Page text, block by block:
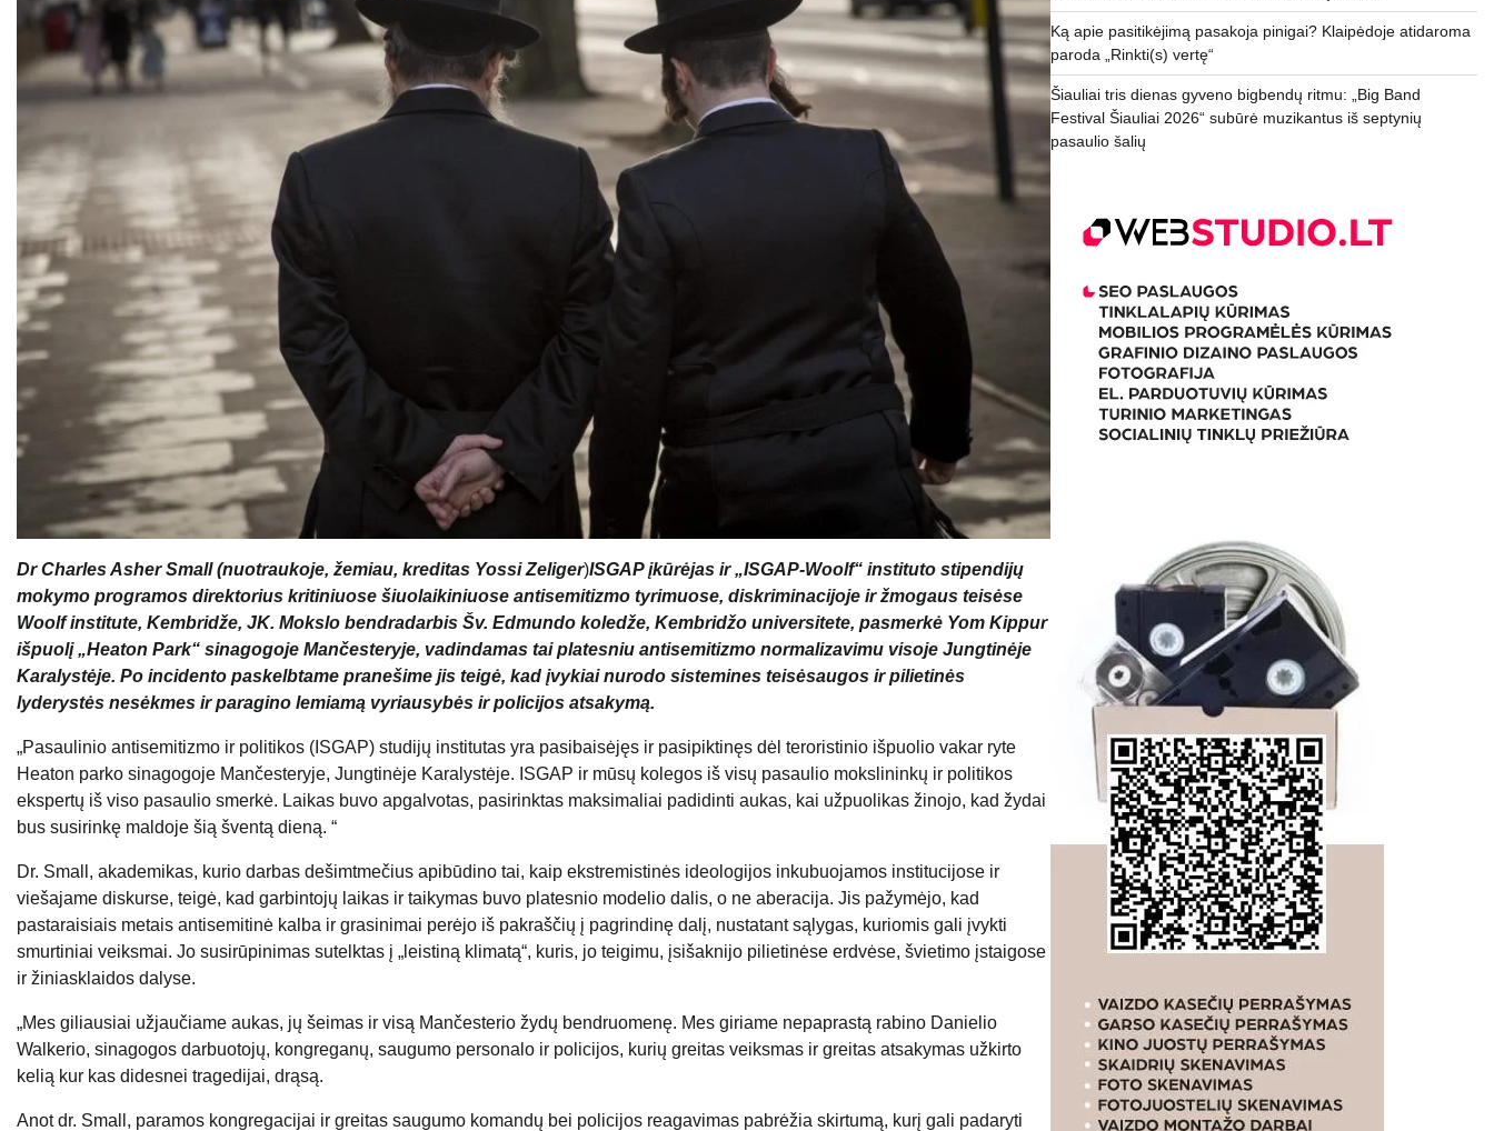
Dr Charles Asher Small (nuotraukoje, žemiau, kreditas Yossi Zeliger)ISGAP įkūrėjas ir „ISGAP-Woolf“ instituto stipendijų
mokymo programos direktorius kritiniuose šiuolaikiniuose antisemitizmo tyrimuose, diskriminacijoje ir žmogaus teisėse
Woolf institute, Kembridže, JK. Mokslo bendradarbis Šv. Edmundo koledže, Kembridžo universitete, pasmerkė Yom Kippur
išpuolį „Heaton Park“ sinagogoje Mančesteryje, vadindamas tai platesniu antisemitizmo normalizavimu visoje Jungtinėje
Karalystėje. Po incidento paskelbtame pranešime jis teigė, kad įvykiai nurodo sistemines teisėsaugos ir pilietinės
lyderystės nesėkmes ir paragino lemiamą vyriausybės ir policijos atsakymą.
„Pasaulinio antisemitizmo ir politikos (ISGAP) studijų institutas yra pasibaisėjęs ir pasipiktinęs dėl teroristinio išpuolio vakar ryte
Heaton parko sinagogoje Mančesteryje, Jungtinėje Karalystėje. ISGAP ir mūsų kolegos iš visų pasaulio mokslininkų ir politikos
ekspertų iš viso pasaulio smerkė. Laikas buvo apgalvotas, pasirinktas maksimaliai padidinti aukas, kai užpuolikas žinojo, kad žydai
bus susirinkę maldoje šią šventą dieną. “
Dr. Small, akademikas, kurio darbas dešimtmečius apibūdino tai, kaip ekstremistinės ideologijos inkubuojamos institucijose ir
viešajame diskurse, teigė, kad garbintojų laikas ir taikymas buvo platesnio modelio dalis, o ne aberacija. Jis pažymėjo, kad
pastaraisiais metais antisemitinė kalba ir grasinimai perėjo iš pakraščių į pagrindinę dalį, nustatant sąlygas, kuriomis gali įvykti
smurtiniai veiksmai. Jo susirūpinimas sutelktas į „leistiną klimatą“, kuris, jo teigimu, įsišaknijo pilietinėse erdvėse, švietimo įstaigose
ir žiniasklaidos dalyse.
„Mes giliausiai užjaučiame aukas, jų šeimas ir visą Mančesterio žydų bendruomenę. Mes giriame nepaprastą rabino Danielio
Walkerio, sinagogos darbuotojų, kongreganų, saugumo personalo ir policijos, kurių greitas veiksmas ir greitas atsakymas užkirto
kelią kur kas didesnei tragedijai, drąsą.
Anot dr. Small, paramos kongregacijai ir greitas saugumo komandų bei policijos reagavimas pabrėžia skirtumą, kurį gali padaryti
Ką apie pasitikėjimą pasakoja pinigai? Klaipėdoje atidaroma
paroda „Rinkti(s) vertę“
Šiauliai tris dienas gyveno bigbendų ritmu: „Big Band
Festival Šiauliai 2026“ subūrė muzikantus iš septynių
pasaulio šalių